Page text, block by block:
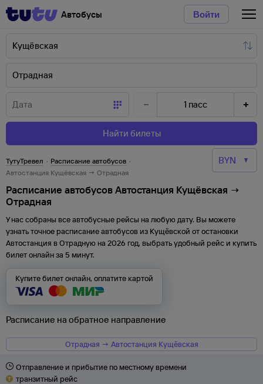
Автобусы Войти
1 пасс
Найти билеты
ТутуТревел · Расписание автобусов ·
Автостанция Кущёвская → Отрадная
Расписание автобусов Автостанция Кущёвская →
Отрадная
У нас собраны все автобусные рейсы на любую дату. Вы можете
узнать точное расписание автобусов из Кущёвской отостановки
Автостанция в Отрадную на 2026 год, выбрать удобный рейс и купить
билет онлайн за 5 минут.
Купите билет онлайн, оплатите картой
Расписание на обратное направление
Отрадная → Автостанция Кущёвская
Отправление и прибытие по местному времени
транзитный рейс